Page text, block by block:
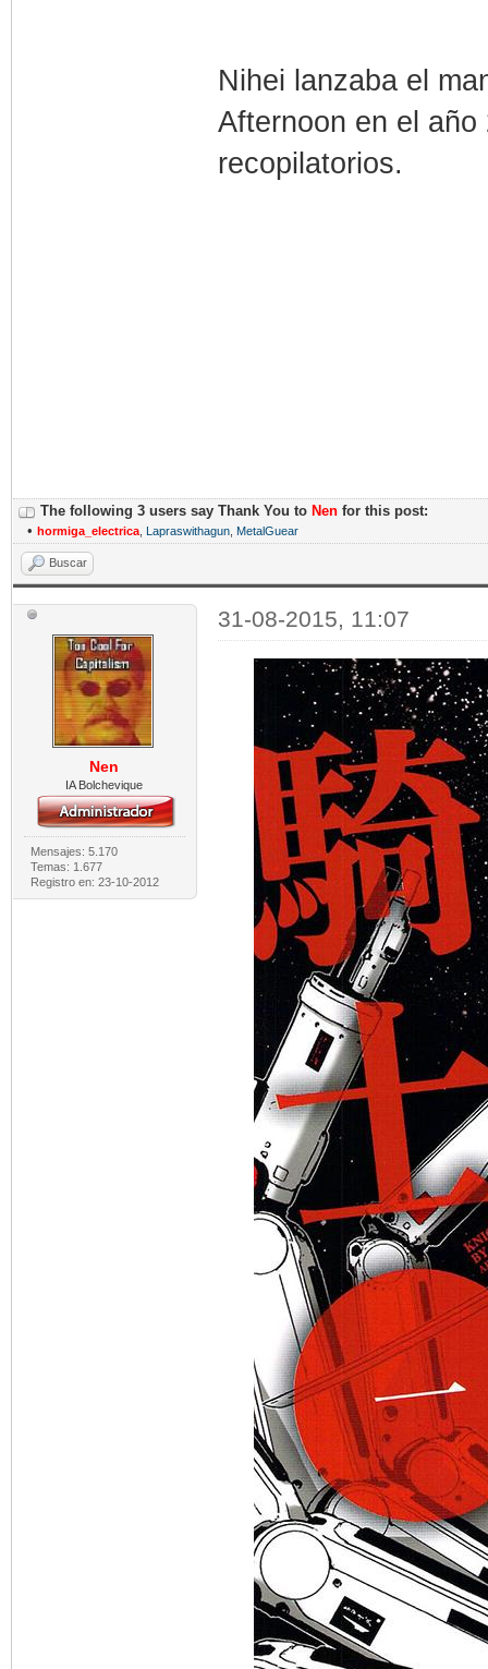
Nihei lanzaba el
Afternoon en el
recopilatorios.
The following 3 users say Thank You to Nen for this post:
• hormiga_electrica Lapraswithagun MetalGuear
Buscar
Nen
IA Bolchevique
Mensajes: 5.170
Temas: 1.677
Registro en: 23-10-2012
31-08-2015, 11:07